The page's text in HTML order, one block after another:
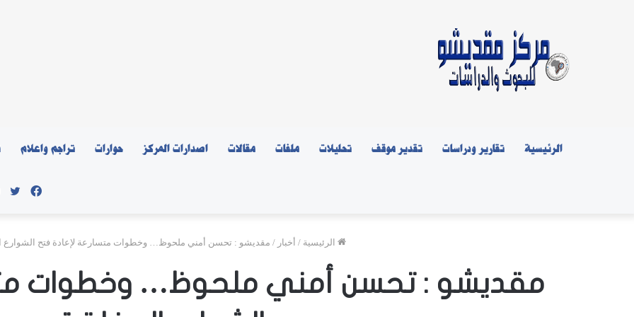
الرئيسية تقارير ودراسات تقدير موقف تحليلات ملفات مقالات اصدارات المركز حوارات تراجم واعلام
الرئيسية / أخبار / مقديشو : تحسن أمني ملحوظ… وخطوات متسارعة لإعادة فتح الشوارع
مقديشو : تحسن أمني ملحوظ… وخطوات